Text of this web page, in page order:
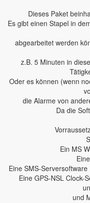
Dieses Paket
Es gibt einen Stapel in
abgearbeitet werden
z.B. 5 Minuten in
Oder es können (wenn
die Alarme von
Da die
Ein MS
Eine SMS-
Eine GPS-NSL Clock-
und